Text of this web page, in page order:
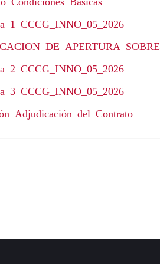
1 CCCG_INNO_05_2026
DE APERTURA
2 CCCG_INNO_05_2026
3 CCCG_INNO_05_2026
Adjudicación del Contrato